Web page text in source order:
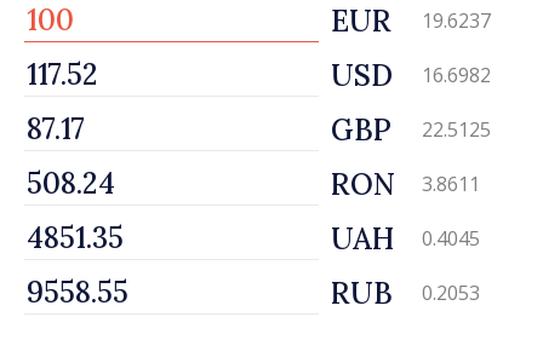
EUR 19.6237
USD 16.6982
GBP 22.5125
RON 3.8611
UAH 0.4045
RUB 0.2053